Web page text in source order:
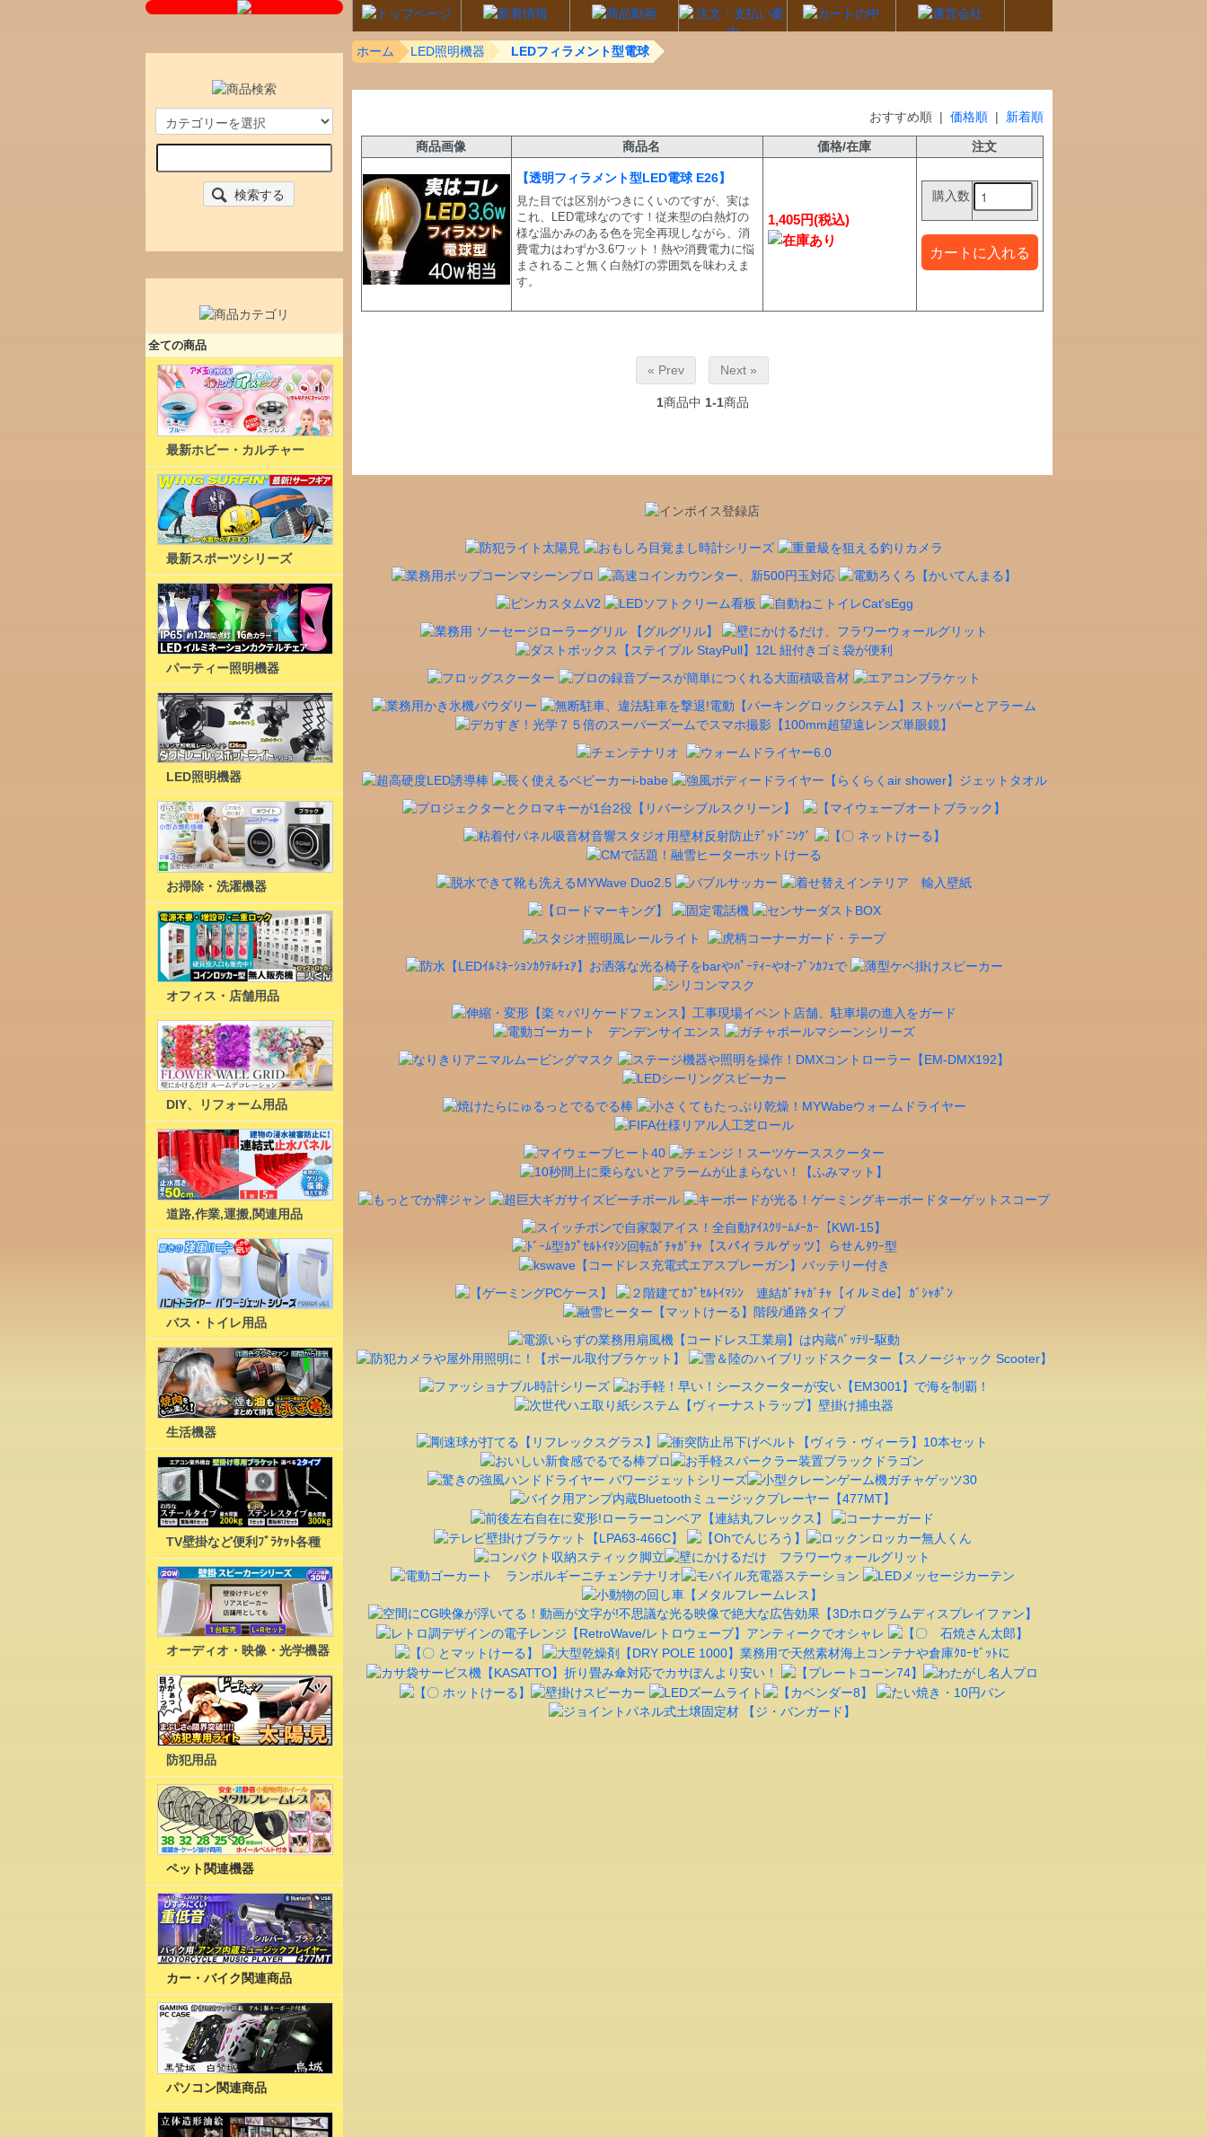
ホーム LED照明機器 LEDフィラメント型電球
おすすめ順 | 価格順 | 新着順
商品画像 商品名 価格/在庫 注文
【透明フィラメント型LED電球 E26】
見た目では区別がつきにくいのですが、実は
これ、LED電球なのです！従来型の白熱灯の
様な温かみのある色を完全再現しながら、消
費電力はわずか3.6ワット！熱や消費電力に悩
まされること無く白熱灯の雰囲気を味わえま
す。
1,405円(税込)
購入数
« Prev Next »
1商品中 1-1商品
検索する
全ての商品
最新ホビー・カルチャー
最新スポーツシリーズ
パーティー照明機器
LED照明機器
お掃除・洗濯機器
オフィス・店舗用品
DIY、リフォーム用品
道路,作業,運搬,関連用品
バス・トイレ用品
生活機器
TV壁掛など便利ﾌﾞﾗｹｯﾄ各種
オーディオ・映像・光学機器
防犯用品
ペット関連機器
カー・バイク関連商品
パソコン関連商品